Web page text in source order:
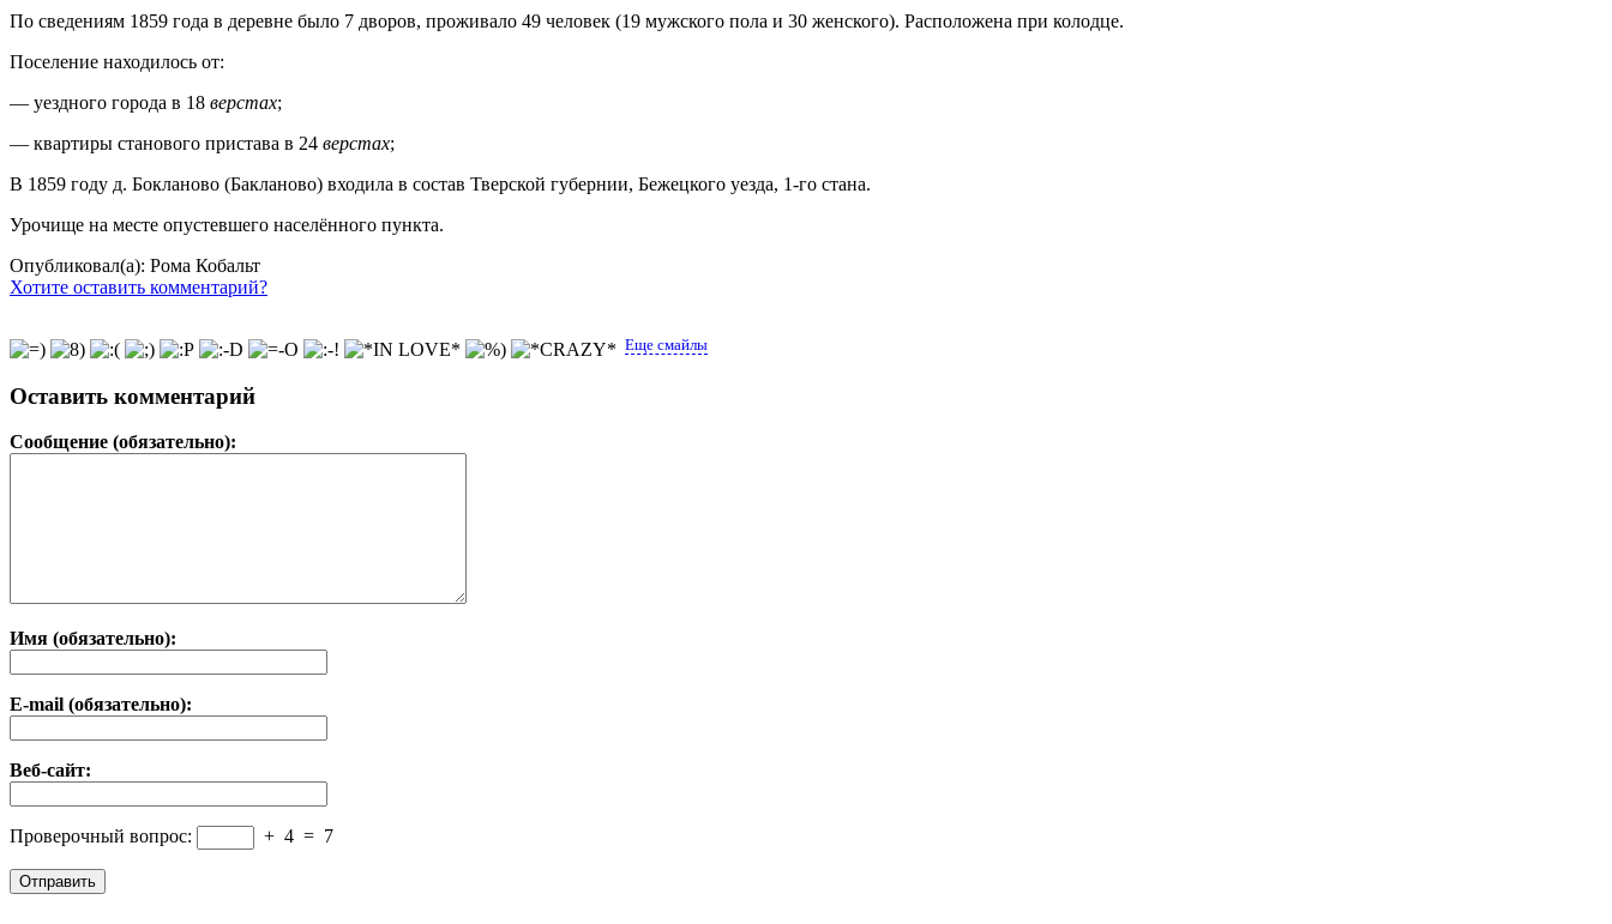
По сведениям 1859 года в деревне было 7 дворов, проживало 49 человек (19 мужского пола и 30 женского). Расположена при колодце.
Поселение находилось от:
— уездного города в 18 верстах;
— квартиры станового пристава в 24 верстах;
В 1859 году д. Бокланово (Бакланово) входила в состав Тверской губернии, Бежецкого уезда, 1-го стана.
Урочище на месте опустевшего населённого пункта.
Опубликовал(а): Рома Кобальт
Хотите оставить комментарий?
Еще смайлы
Оставить комментарий
Сообщение (обязательно):
Имя (обязательно):
E-mail (обязательно):
Веб-сайт:
Проверочный вопрос: + 4 = 7